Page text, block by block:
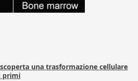
una trasformazione cellulare
primi